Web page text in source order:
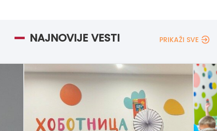
NAJNOVIJE VESTI PRIKAŽI SVE